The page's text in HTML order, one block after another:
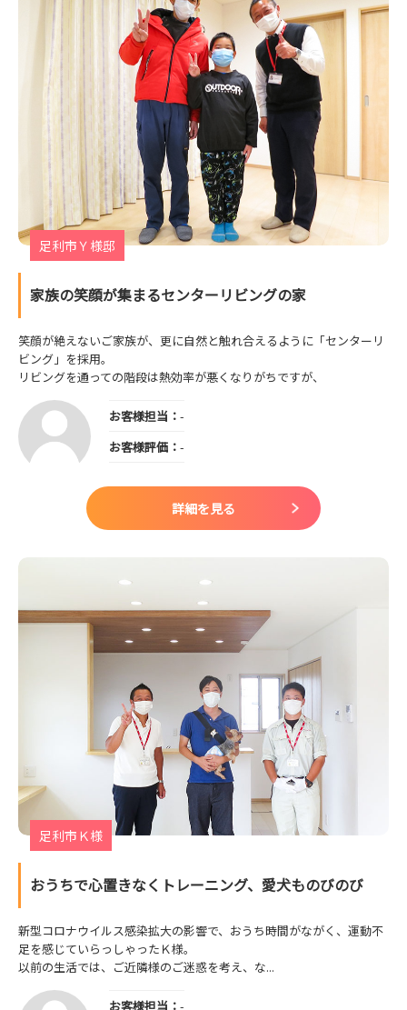
足利市Ｙ様邸
家族の笑顔が集まるセンターリビングの家
笑顔が絶えないご家族が、更に自然と触れ合えるように「センターリ
ビング」を採用。
リビングを通っての階段は熱効率が悪くなりがちですが、
お客様担当： -
お客様評価： -
詳細を見る
足利市Ｋ様
おうちで心置きなくトレーニング、愛犬ものびのび
新型コロナウイルス感染拡大の影響で、おうち時間がながく、運動不
足を感じていらっしゃったＫ様。
以前の生活では、ご近隣様のご迷惑を考え、な...
お客様担当： -